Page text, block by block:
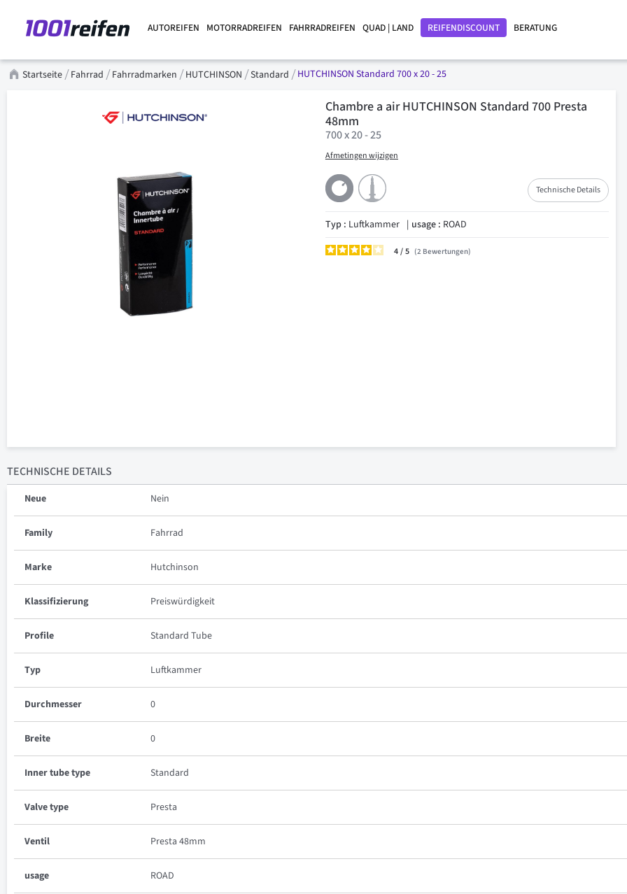
AUTOREIFEN MOTORRADREIFEN FAHRRADREIFEN QUAD | LAND REIFENDISCOUNT BERATUNG
Startseite Fahrrad Fahrradmarken HUTCHINSON Standard HUTCHINSON Standard 700 x 20 - 25
Chambre a air HUTCHINSON Standard 700 Presta
48mm
700 x 20 - 25
Afmetingen wijzigen
Technische Details
Typ : Luftkammer usage : ROAD
4/ 2 Bewertungen
TECHNISCHE DETAILS
Neue Nein
Family Fahrrad
Marke Hutchinson
Klassifizierung Preiswürdigkeit
Profile Standard Tube
Typ Luftkammer
Durchmesser 0
Breite 0
Inner tube type Standard
Valve type Presta
Ventil Presta 48mm
usage ROAD